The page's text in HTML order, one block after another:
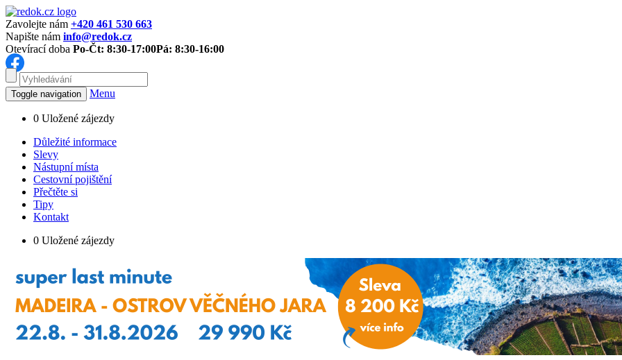
Zavolejte nám +420 461 530 663
Napište nám info@redok.cz
Otevírací doba Po-Čt: 8:30-17:00Pá: 8:30-16:00
Toggle navigation Menu
0 Uložené zájezdy
Důležité informace
Slevy
Nástupní místa
Cestovní pojištění
Přečtěte si
Tipy
Kontakt
0 Uložené zájezdy